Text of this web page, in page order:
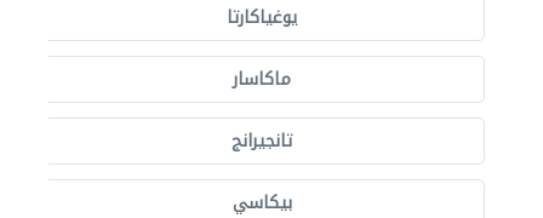
يوغياكارتا
ماكاسار
تانجيرانج
بيكاسي